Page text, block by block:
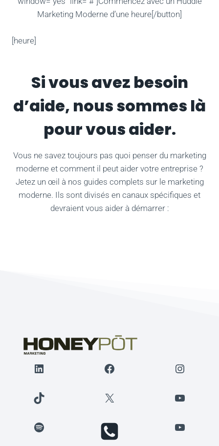
Marketing Moderne d’une heure[/button]
[heure]
Si vous avez besoin
d’aide, nous sommes là
pour vous aider.
Vous ne savez toujours pas quoi penser du marketing
moderne et comment il peut aider votre entreprise ?
Jetez un œil à nos guides complets sur le marketing
moderne. Ils sont divisés en canaux spécifiques et
devraient vous aider à démarrer :
LinkedIn Facebook
TikTok X YouTube
Spotify YouTube